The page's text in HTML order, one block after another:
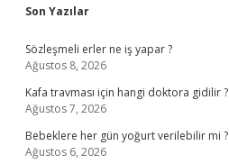
Sidebar
Son Yazılar
Sözleşmeli erler ne iş yapar ?
Ağustos 8, 2026
Kafa travması için hangi doktora gidilir ?
Ağustos 7, 2026
Bebeklere her gün yoğurt verilebilir mi ?
Ağustos 6, 2026